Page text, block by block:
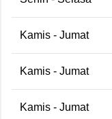
Kamis - Jumat
Kamis - Jumat
Kamis - Jumat